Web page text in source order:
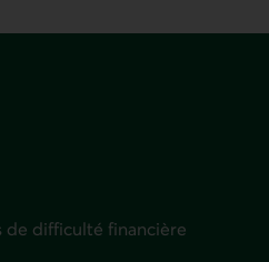
de difficulté financière